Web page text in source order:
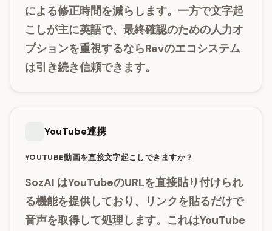
による修正時間を減らします。一方で文字起
こしが主に英語で、最終確認のための人力オ
プションを重視するならRevのエコシステム
は引き続き信頼できます。
YouTube連携
YOUTUBE動画を直接文字起こしできますか？
SozAI はYouTubeのURLを直接貼り付けられ
る機能を提供しており、リンクを貼るだけで
音声を取得して処理します。これはYouTube